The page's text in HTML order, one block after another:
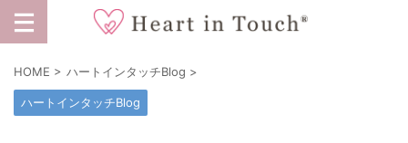
HOME > ハートインタッチBlog >
ハートインタッチBlog